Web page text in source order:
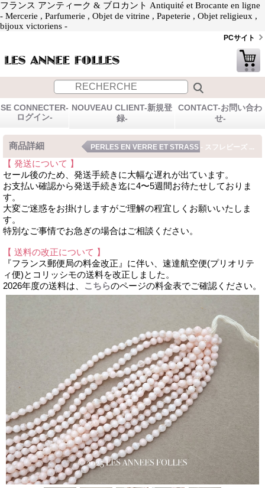
フランス アンティーク & ブロカント Antiquité et Brocante en ligne
- Mercerie , Parfumerie , Objet de vitrine , Papeterie , Objet religieux ,
bijoux victoriens -
PCサイト
SE CONNECTER-
ログイン-
NOUVEAU CLIENT-新規登
録-
CONTACT-お問い合わ
せ-
商品詳細 PERLES EN VERRE ET STRASS - スフレビーズ ...
【 発送について 】
セール後のため、発送手続きに大幅な遅れが出ています。
お支払い確認から発送手続き迄に4〜5週間お待たせしておりま
す。
大変ご迷惑をお掛けしますがご理解の程宜しくお願いいたしま
す。
特別なご事情でお急ぎの場合はご相談ください。
【 送料の改正について 】
『フランス郵便局の料金改正』に伴い、速達航空便(プリオリテ
ィ便)とコリッシモの送料を改正しました。
2026年度の送料は、
こちらのページの料金表でご確認ください。